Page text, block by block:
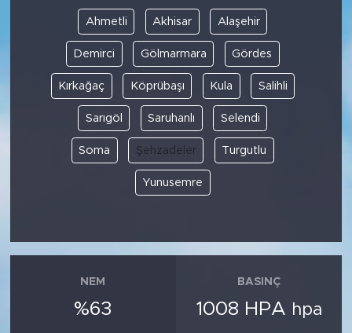
Ahmetli Akhisar Alaşehir
Demirci Gölmarmara Gördes
Kırkağaç Köprübaşı Kula Salihli
Sarıgöl Saruhanlı Selendi
Soma Şehzadeler Turgutlu
Yunusemre
NEM
%63
BASINÇ
1008 HPA hpa
POLİTİKA
EKONOMİ
SPOR
KÜLTÜR SANAT
YAŞAM
KADIN